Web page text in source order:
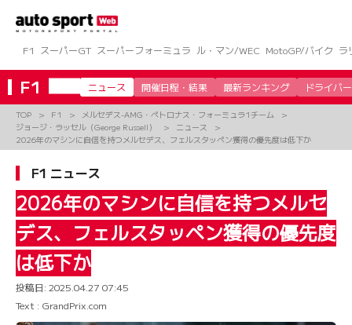
ツ
へ
ス
キ
F1 スーパーGT スーパーフォーミュラ ル・マン/WEC MotoGP/バイク ラ
F1 ニュース 開催日程・結果 最新ランキング ドライバー
TOP F1
メルセデス-AMG・ペトロナス・フォーミュラ1チーム
ジョージ・ラッセル（George Russell）
ニュース
2026年のマシンに自信を持つメルセデス、フェルスタッペン獲得の優先度は低下か
F1 ニュース
2026年のマシンに自信を持つメルセ
デス、フェルスタッペン獲得の優先度
は低下か
投稿日: 2025.04.27 07:45
Text : GrandPrix.com